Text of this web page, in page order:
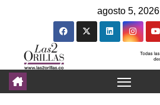
agosto 5, 2026